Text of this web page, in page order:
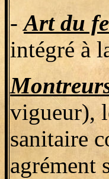
-Art du
intégré à
vigueur),
sanitaire
agrément